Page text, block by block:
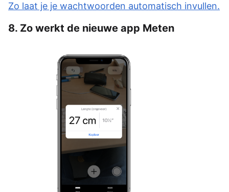
Zo laat je je wachtwoorden automatisch invullen.
8. Zo werkt de nieuwe app Meten